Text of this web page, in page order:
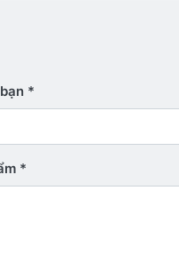
giá: 4 trên 5
3 trên 5
2 trên 5 sao.
5 sao.